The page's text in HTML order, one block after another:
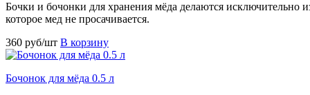
Бочки и бочонки для хранения мёда делаются исключительно
которое мед не просачивается.
360 руб/шт В корзину
Бочонок для мёда 0.5 л